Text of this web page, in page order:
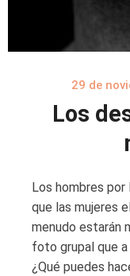
29 de
Los
Los hombres
que las mujeres
menudo estarán
foto grupal que
¿Qué puedes